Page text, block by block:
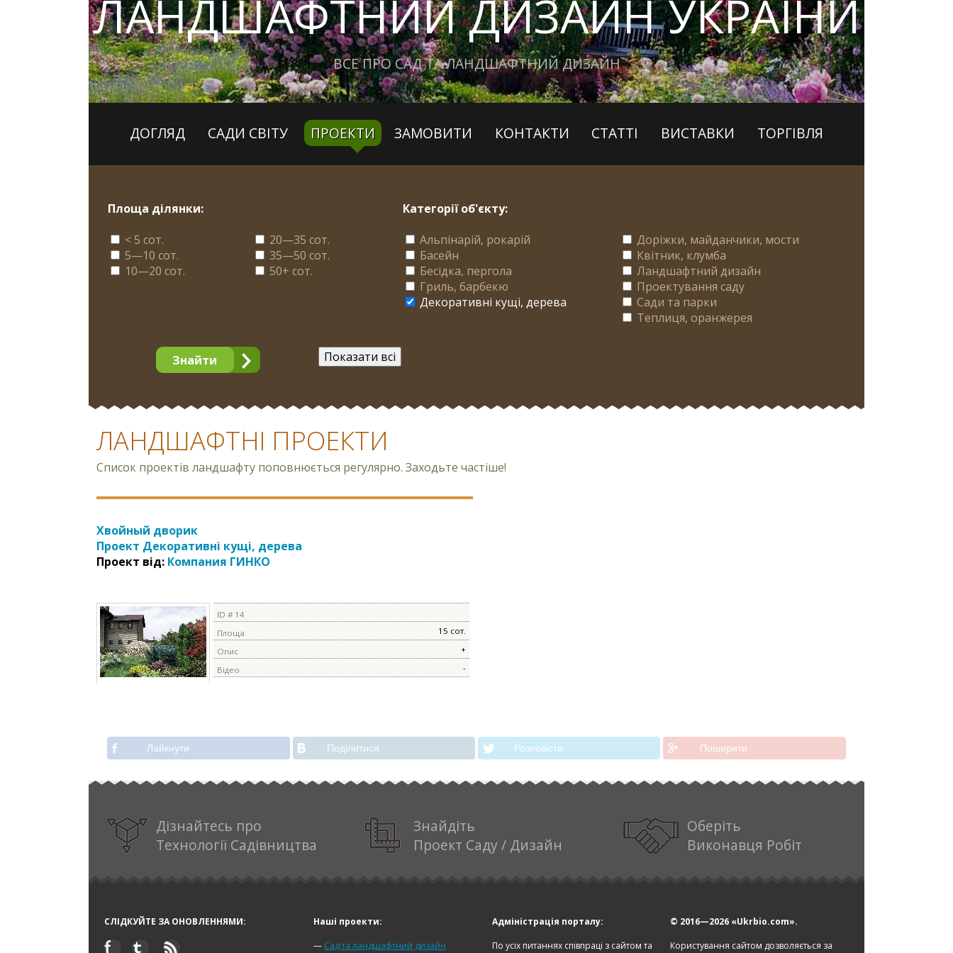
ЛАНДШАФТНИЙ ДИЗАЙН УКРАЇНИ
ВСЕ ПРО САД ТА ЛАНДШАФТНИЙ ДИЗАЙН
ДОГЛЯД САДИ СВІТУ ПРОЕКТИ ЗАМОВИТИ КОНТАКТИ СТАТТІ ВИСТАВКИ ТОРГІВЛЯ
Площа ділянки:
< 5 сот.
5—10 сот.
10—20 сот.
20—35 сот.
35—50 сот.
50+ сот.
Категорії об'єкту:
Альпінарій, рокарій
Басейн
Бесідка, пергола
Гриль, барбекю
Декоративні кущі, дерева
Доріжки, майданчики, мости
Квітник, клумба
Ландшафтний дизайн
Проектування саду
Сади та парки
Теплиця, оранжерея
Знайти
ЛАНДШАФТНІ ПРОЕКТИ
Список проектів ландшафту поповнюється регулярно. Заходьте частіше!
Хвойный дворик
Проект Декоративні кущі, дерева
Проект від: Компания ГИНКО
ID # 14
Площа
15 сот.
Опис
+
Відео
-
Лайкнути Подiлитися Розповiсти Поширити
Дізнайтесь про
Технології Садівництва
Знайдіть
Проект Саду / Дизайн
Оберіть
Виконавця Робіт
СЛІДКУЙТЕ ЗА ОНОВЛЕННЯМИ:
Наші проекти:
— Сад та ландшафтний дизайн
Адміністрація порталу:
По усіх питаннях співпраці з сайтом та
© 2016—2026 «Ukrbio.com».
Користування сайтом дозволяється за